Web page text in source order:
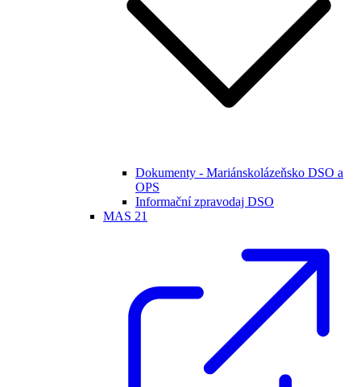
Dokumenty - Mariánskolázeňsko DSO a
OPS
Informační zpravodaj DSO
MAS 21